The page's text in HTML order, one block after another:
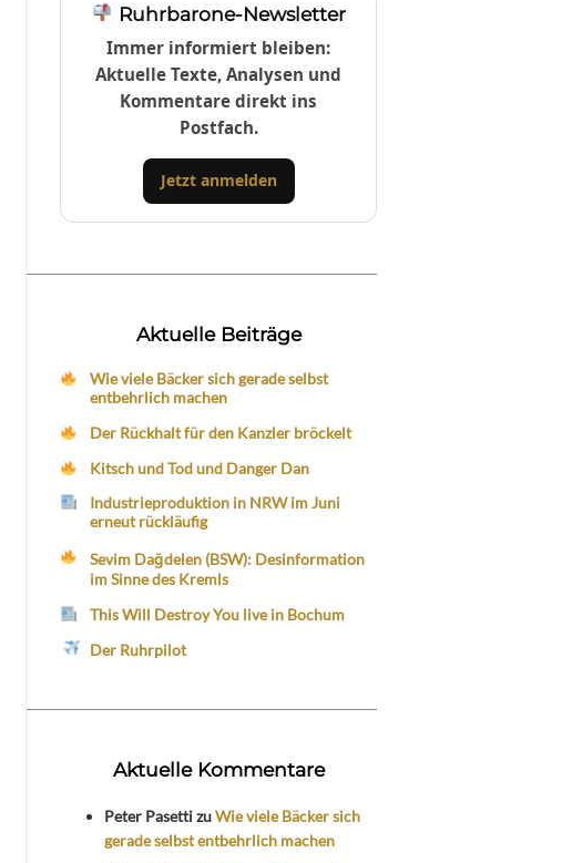
Ruhrbarone-Newsletter
Immer informiert bleiben:
Aktuelle Texte, Analysen und
Kommentare direkt ins
Postfach.
Jetzt anmelden
Aktuelle Beiträge
Wie viele Bäcker sich gerade selbst
entbehrlich machen
Der Rückhalt für den Kanzler bröckelt
Kitsch und Tod und Danger Dan
Industrieproduktion in NRW im Juni
erneut rückläufig
Sevim Dağdelen (BSW): Desinformation
im Sinne des Kremls
This Will Destroy You live in Bochum
Der Ruhrpilot
Aktuelle Kommentare
Peter PasettizuWie viele Bäcker sich
gerade selbst entbehrlich machen